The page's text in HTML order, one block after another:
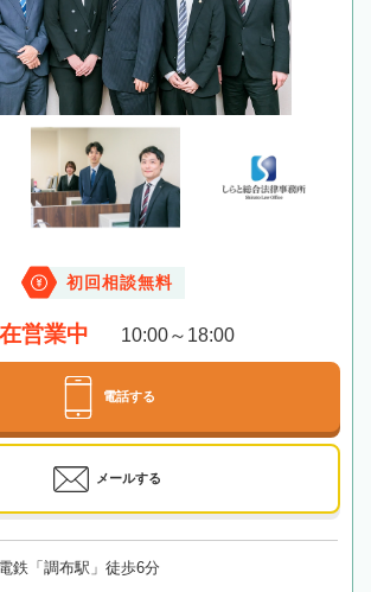
初回相談無料
営業中 10:00～18:00
電話する
メールする
鉄「調布駅」徒歩6分